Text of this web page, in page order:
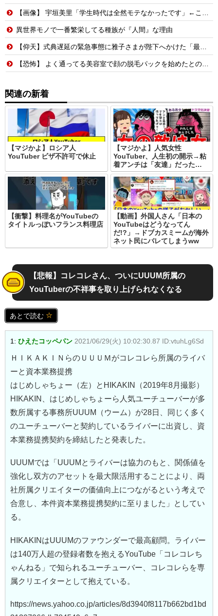
【画像】 宇垣美里「学生時代は全然モテなかったです」←これほんまかぁ？w w w w w w w w
異世界モノで一番繁栄してる種族が『人間』な理由
【仰天】式典遅延の緊急事態に雅子さまが陛下へかけた「最高の一言」とは? 楽曲提供:株式会社FLMusic
【恐怖】 よく通ってる美容室で顔の脱毛パックを始めたとのことだったので試してみることに→パックを顔に塗られた後、鏡を見てみたらそこには・・・
関連の新着
【マジかよ】ロシア人
YouTuber ビザ不許可で休止
【マジかよ】人気女性
YouTuber、人生初の開示→粘
着アンチは「友達」だった…
【衝撃】料理名がYouTubeの
タイトルっぽいフランス料理店
【動画】外国人さん「日本の
YouTubeはどうなってん
だ!?」→ドブカスミームが海外
ネット民にバレてしまうww
【悲報】コレコレさん、ついにUUUM所属の
YouTuberの不祥事を取り上げられなくなる
あとで読む
1: ひえたコッペパン 2021/06/29(火) 10:02:30.87 ID:vtuhLg6Sd
ＨＩＫＡＫＩＮらのＵＵＵＭがコレコレら所属のライバ
ーと資本業務提携
はじめしゃちょー（左）とHIKAKIN（2019年8月撮影）
HIKAKIN、はじめしゃちょーら人気ユーチューバーが多
数所属する事務所UUUM（ウーム）が28日、同じく多く
のユーチューバーと契約しているライバーに出資し、資
本業務提携契約を締結したと発表した。
UUUMでは「UUUMとライバーは協力のもと、関係値を
強化し双方のアセットを最大限活用することにより、両
社所属クリエイターの価値向上につながるという考えで
合意し、本件資本業務提携契約に至りました」としてい
る。
HIKAKINはUUUMのファウンダーで最高顧問。ライバー
は140万人超の登録者数を抱えるYouTube「コレコレち
ゃんねる」で知られるユーチューバー、コレコレらを専
属クリエイターとして抱えている。
https://news.yahoo.co.jp/articles/8d3940f8117b662bd1bd